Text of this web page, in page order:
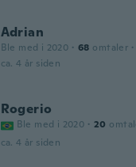
Adrian
Ble med i 2020 · 68 omtaler ·
ca. 4 år siden
Rogerio
Ble med i 2020 · 20
ca. 4 år siden